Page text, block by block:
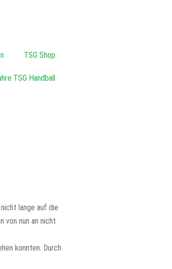
TSG Shop
TSG Handball
lange auf die
von nun an nicht
konnten. Durch